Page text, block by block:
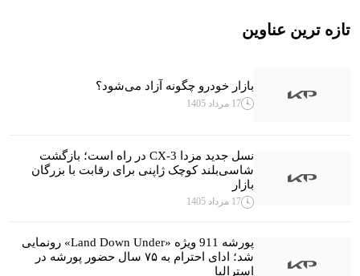
تازه ترین عناوین
بازار خودرو چگونه آزاد می‌شود؟
17 مرداد 1405
نسل جدید مزدا CX-3 در راه است؛ بازگشت
شاسی‌بلند کوچک ژاپنی برای رقابت با بزرگان
بازار
17 مرداد 1405
پورشه 911 ویژه «Land Down Under» رونمایی
شد؛ ادای احترام به ۷۵ سال حضور پورشه در
استرالیا